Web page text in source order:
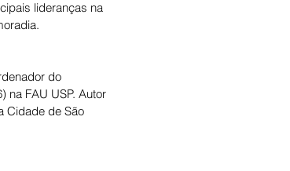
lideranças na
do
na FAU USP. Autor
Cidade de São